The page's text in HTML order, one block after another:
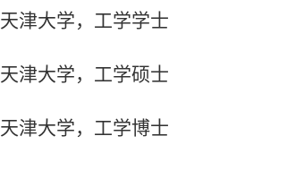
天津大学，工学学士
天津大学，工学硕士
天津大学，工学博士